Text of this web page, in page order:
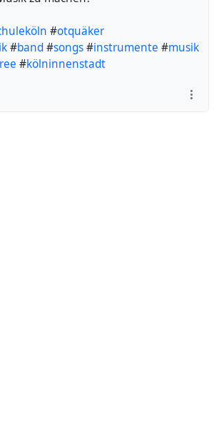
#otquäker
#band#songs#instrumente #musik
#kölninnenstadt